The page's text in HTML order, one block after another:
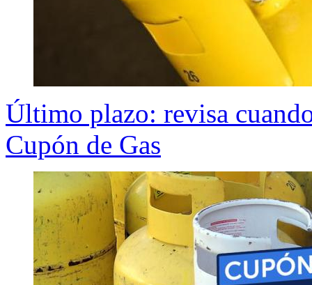
Último plazo: revisa
Cupón de Gas